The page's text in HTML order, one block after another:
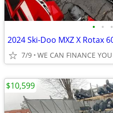
• • •
7/9 WE CAN FINANCE YOU
$10,599